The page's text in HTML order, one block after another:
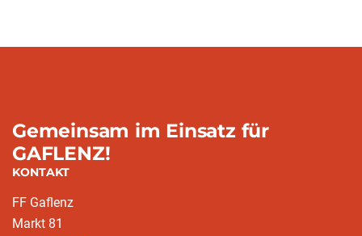
Gemeinsam im Einsatz für
GAFLENZ!
KONTAKT
FF Gaflenz
Markt 81